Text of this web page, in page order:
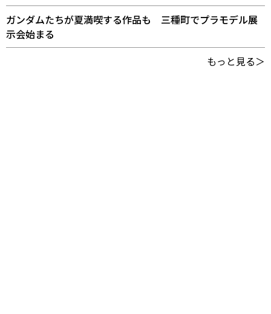
ガンダムたちが夏満喫する作品も 三種町でプラモデル展
示会始まる
もっと見る＞